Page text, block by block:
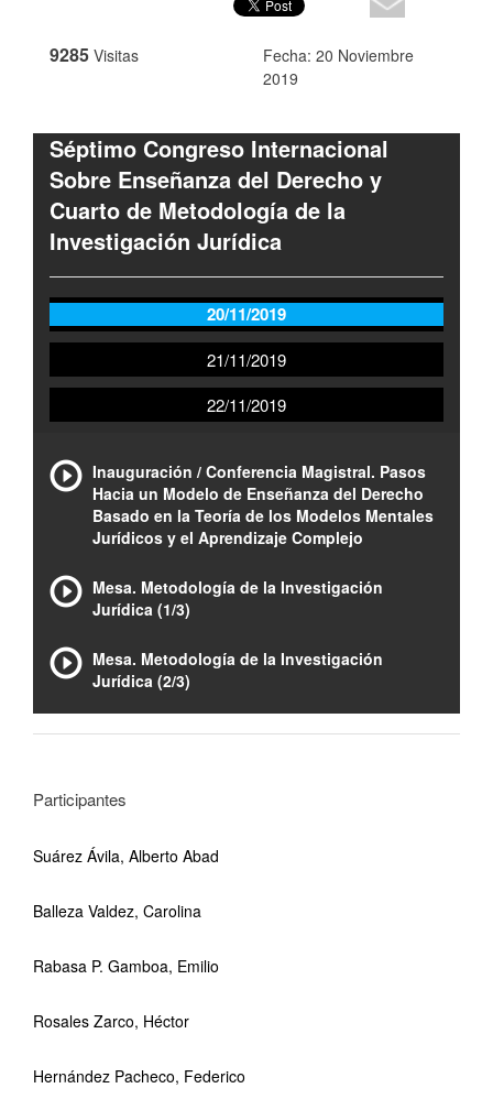
9285 Visitas
Fecha: 20 Noviembre
2019
Séptimo Congreso Internacional
Sobre Enseñanza del Derecho y
Cuarto de Metodología de la
Investigación Jurídica
20/11/2019
21/11/2019
22/11/2019
Inauguración / Conferencia Magistral. Pasos
Hacia un Modelo de Enseñanza del Derecho
Basado en la Teoría de los Modelos Mentales
Jurídicos y el Aprendizaje Complejo
Mesa. Metodología de la Investigación
Jurídica (1/3)
Mesa. Metodología de la Investigación
Jurídica (2/3)
Participantes
Suárez Ávila, Alberto Abad
Balleza Valdez, Carolina
Rabasa P. Gamboa, Emilio
Rosales Zarco, Héctor
Hernández Pacheco, Federico